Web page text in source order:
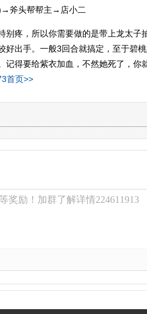
斧头帮帮主→店小二
别疼，所以你需要做的是带上龙太子
好出手。一般3回合就搞定，至于碧
得要给紫衣加血，不然她死了，你
首页>>
奖励！加群了解详情224611913